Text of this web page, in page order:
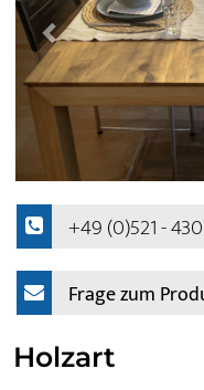
+49 (0)521 -
Frage zum
Holzart